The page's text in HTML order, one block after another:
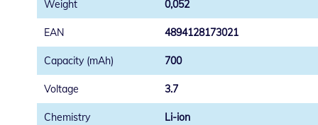
0,052
4894128173021
700
3.7
Li-ion